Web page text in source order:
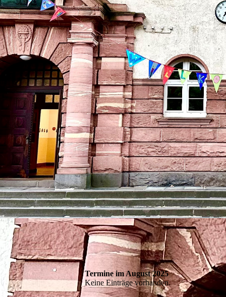
Termine im August 2025
Keine Einträge vorhanden.